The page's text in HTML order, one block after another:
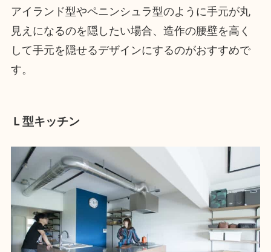
アイランド型やペニンシュラ型のように手元が丸
見えになるのを隠したい場合、造作の腰壁を高く
して手元を隠せるデザインにするのがおすすめで
す。
Ｌ型キッチン